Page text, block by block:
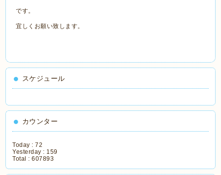
です。
宜しくお願い致します。
スケジュール
カウンター
Today :72
Yesterday : 159
Total :607893